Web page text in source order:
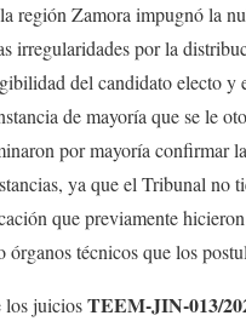
región Zamora impugnó la
irregularidades por la
del candidato electo y
de mayoría que se le
por mayoría confirmar
ya que el Tribunal no
que previamente
órganos técnicos que los
los juiciosTEEM-JIN-013/